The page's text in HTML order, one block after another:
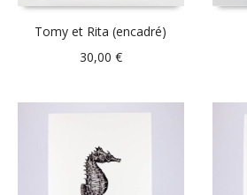
Tomy et Rita (encadré)
30,00 €